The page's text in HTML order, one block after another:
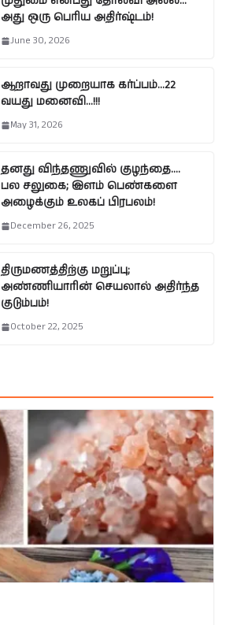
அது ஒரு பெரிய அதிர்ஷ்டம்!
June 30, 2026
ஆறாவது முறையாக கர்ப்பம்…22
வயது மனைவி…!!!
May 31, 2026
தனது விந்தணுவில் குழந்தை….
பல சலுகை; இளம் பெண்களை
அழைக்கும் உலகப் பிரபலம்!
December 26, 2025
திருமணத்திற்கு மறுப்பு;
அண்ணியாரின் செயலால் அதிர்ந்த
குடும்பம்!
October 22, 2025